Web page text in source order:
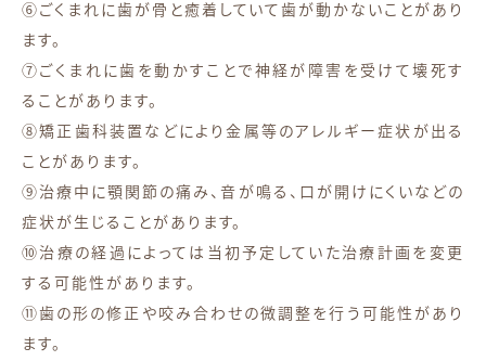
⑥ごくまれに歯が骨と癒着していて歯が動かないことがあり
ます。
⑦ごくまれに歯を動かすことで神経が障害を受けて壊死す
ることがあります。
⑧矯正歯科装置などにより金属等のアレルギー症状が出る
ことがあります。
⑨治療中に顎関節の痛み、音が鳴る、口が開けにくいなどの
症状が生じることがあります。
⑩治療の経過によっては当初予定していた治療計画を変更
する可能性があります。
⑪歯の形の修正や咬み合わせの微調整を行う可能性があり
ます。